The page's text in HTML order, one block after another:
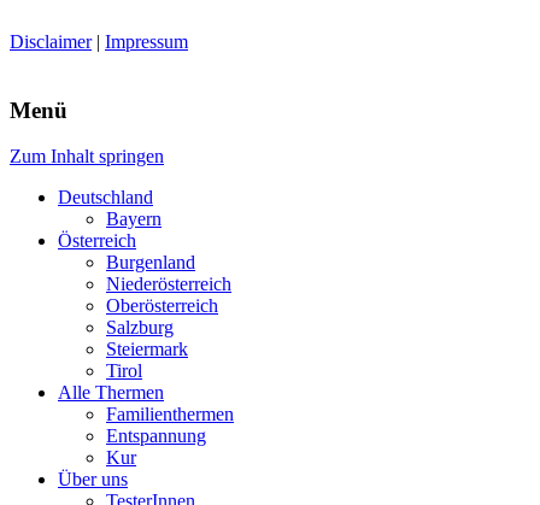
Disclaimer| Impressum
Menü
Zum Inhalt springen
Deutschland
Bayern
Österreich
Burgenland
Niederösterreich
Oberösterreich
Salzburg
Steiermark
Tirol
Alle Thermen
Familienthermen
Entspannung
Kur
Über uns